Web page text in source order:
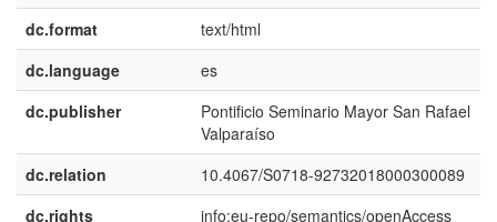
dc.format
text/html
dc.language
es
dc.publisher
Pontificio Seminario Mayor San Rafael
Valparaíso
dc.relation
10.4067/S0718-92732018000300089
dc.rights
info:eu-repo/semantics/openAccess